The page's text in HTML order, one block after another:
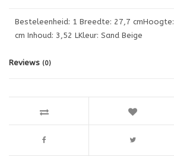
Besteleenheid: 1 Breedte: 27,7
cm Inhoud: 3,52 LKleur: Sand Beige
Reviews (0)